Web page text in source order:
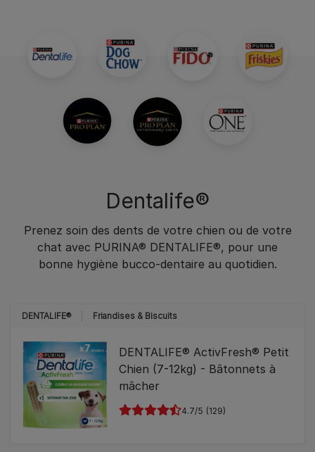
Dentalife®
Prenez soin des dents de votre chien ou de votre
chat avec PURINA® DENTALIFE®, pour une
bonne hygiène bucco-dentaire au quotidien.​
DENTALIFE® Friandises & Biscuits
DENTALIFE® ActivFresh® Petit
Chien (7-12kg) - Bâtonnets à
mâcher
4.7 (129)